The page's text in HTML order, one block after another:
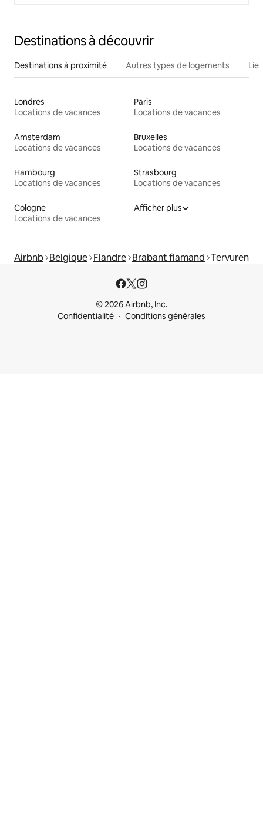
Destinations à découvrir
Destinations à proximité Autres types de logements
Londres
Locations de vacances
Paris
Locations de vacances
Amsterdam
Locations de vacances
Bruxelles
Locations de vacances
Hambourg
Locations de vacances
Strasbourg
Locations de vacances
Cologne
Locations de vacances
Afficher plus
Airbnb Belgique Flandre Brabant flamand Tervuren
© 2026 Airbnb, Inc.
Confidentialité
Conditions générales